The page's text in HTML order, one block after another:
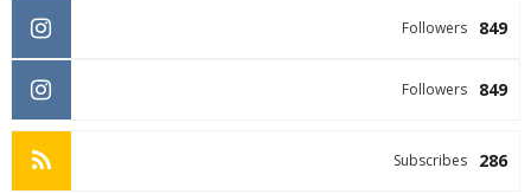
849
Followers
849
Followers
286
Subscribes